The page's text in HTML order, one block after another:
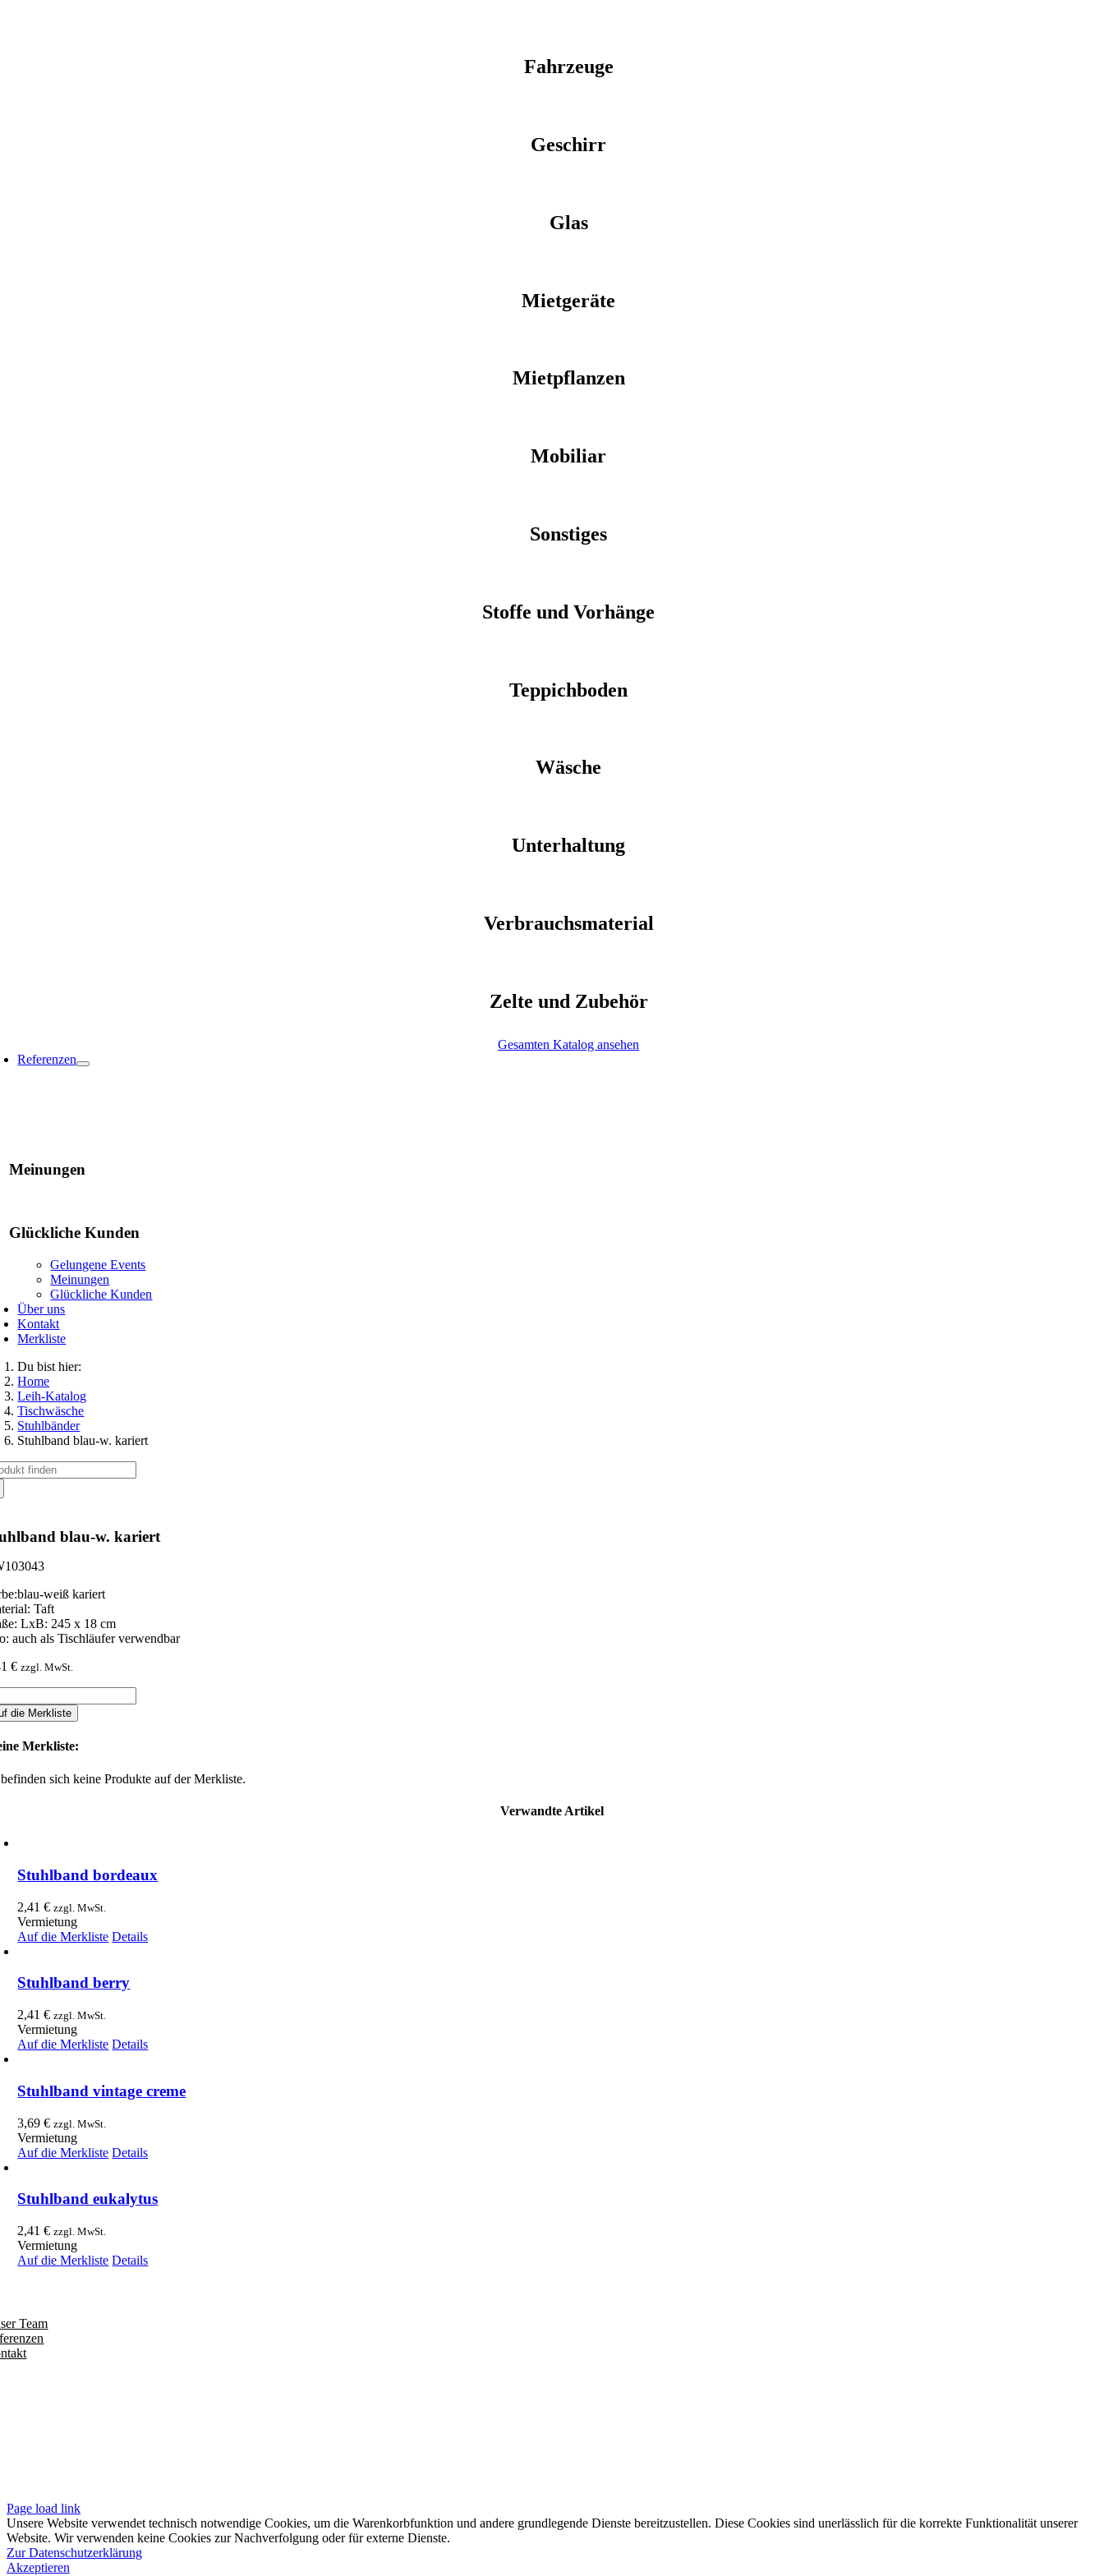
Fahrzeuge
Geschirr
Glas
Mietgeräte
Mietpflanzen
Mobiliar
Sonstiges
Stoffe und Vorhänge
Teppichboden
Wäsche
Unterhaltung
Verbrauchsmaterial
Zelte und Zubehör
Gesamten Katalog ansehen
Referenzen
Meinungen
Glückliche Kunden
Gelungene Events
Meinungen
Glückliche Kunden
Über uns
Kontakt
Merkliste
Du bist hier:
Home
Leih-Katalog
Tischwäsche
Stuhlbänder
Stuhlband blau-w. kariert
blau-w. kariert
weiß kariert
Taft
LxB: 245 x 18 cm
auch als Tischläufer verwendbar
€ zzgl. MwSt.
die Merkliste
Merkliste:
sich keine Produkte auf der Merkliste.
Verwandte Artikel
Stuhlband bordeaux
2,41€ zzgl. MwSt.
Vermietung
Auf die Merkliste Details
Stuhlband berry
2,41€ zzgl. MwSt.
Vermietung
Auf die Merkliste Details
Stuhlband vintage creme
3,69€ zzgl. MwSt.
Vermietung
Auf die Merkliste Details
Stuhlband eukalytus
2,41€ zzgl. MwSt.
Vermietung
Auf die Merkliste Details
Team
Page load link
Unsere Website verwendet technisch notwendige Cookies, um die Warenkorbfunktion und andere grundlegende Dienste bereitzustellen. Diese Cookies sind unerlässlich für die korrekte Funktionalität unserer
Website. Wir verwenden keine Cookies zur Nachverfolgung oder für externe Dienste.
Zur Datenschutzerklärung
Akzeptieren